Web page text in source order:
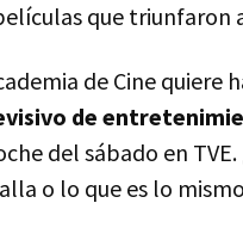
que triunfaron
de Cine quiere
de
del sábado en
o lo que es lo